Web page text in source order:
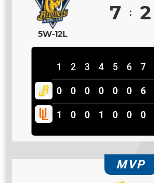
7
5W-12L
1 2 3 4 5 6 7
0 0 0 0 0 0 6
1 0 0 1 0 0 0
2
MVP